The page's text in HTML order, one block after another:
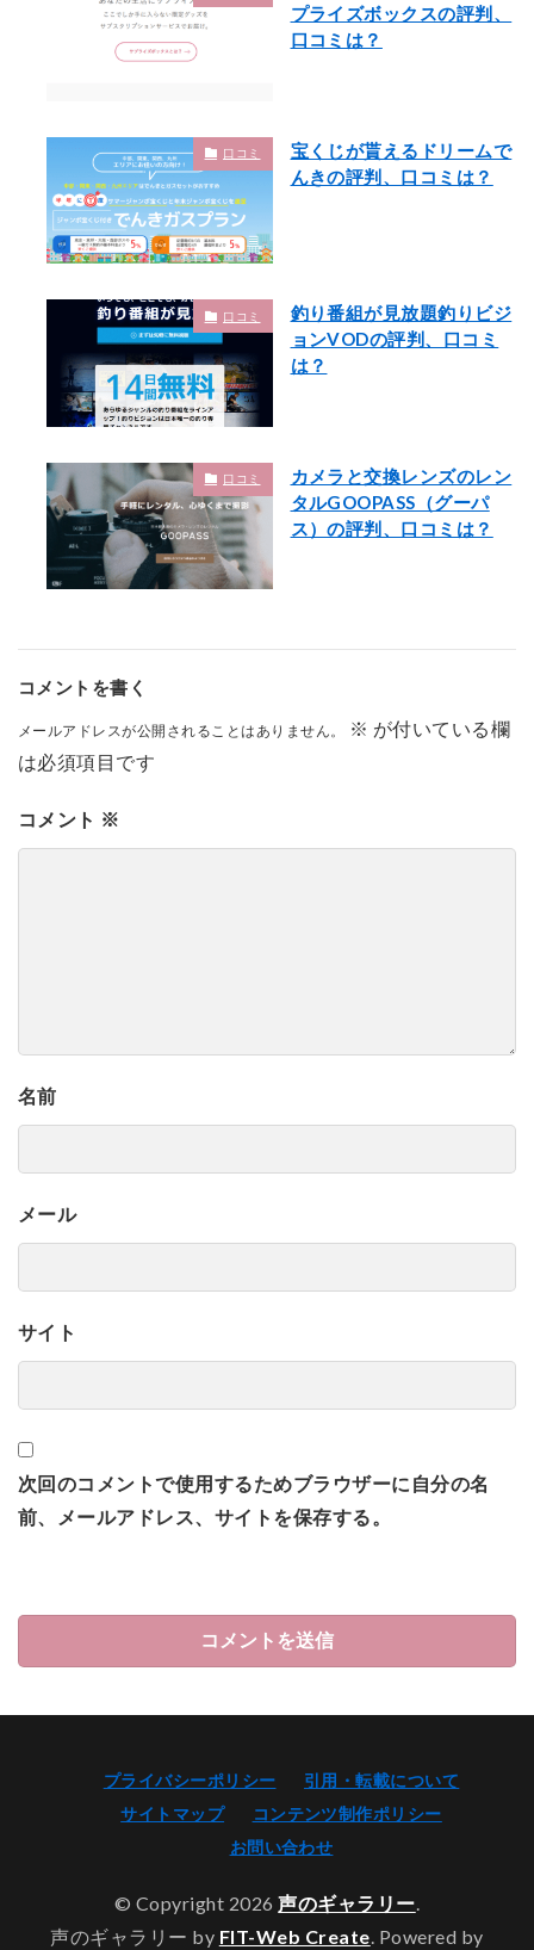
プライズボックスの評判、
口コミは？
口コミ
宝くじが貰えるドリームで
んきの評判、口コミは？
口コミ
釣り番組が見放題釣りビジ
ョンVODの評判、口コミ
は？
口コミ
カメラと交換レンズのレン
タルGOOPASS（グーパ
ス）の評判、口コミは？
コメントを書く
メールアドレスが公開されることはありません。 ※ が付いている欄
は必須項目です
コメント ※
名前
メール
サイト
次回のコメントで使用するためブラウザーに自分の名
前、メールアドレス、サイトを保存する。
プライバシーポリシー
引用・転載について
サイトマップ
コンテンツ制作ポリシー
お問い合わせ
© Copyright 2026声のギャラリー
声のギャラリー by FIT-Web Create . Powered by